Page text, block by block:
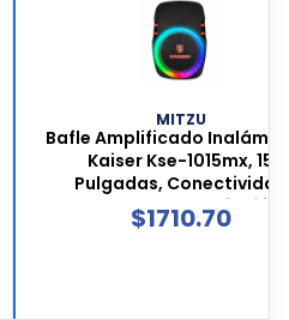
MITZU
Bafle Amplificado
Kaiser Kse-1015mx, 15
Pulgadas, Conectividad
Bluetooth, Incluye
Tripié, Color Negro, Kse-
$1710.70